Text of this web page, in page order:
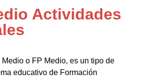
Actividades
o FP Medio, es un tipo de
educativo de Formación